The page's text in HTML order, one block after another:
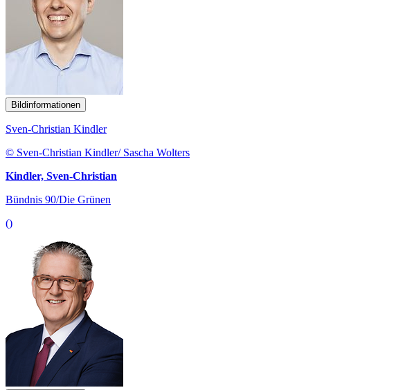
Bildinformationen
Sven-Christian Kindler
© Sven-Christian Kindler/ Sascha Wolters
Kindler, Sven-Christian
Bündnis 90/Die Grünen
()